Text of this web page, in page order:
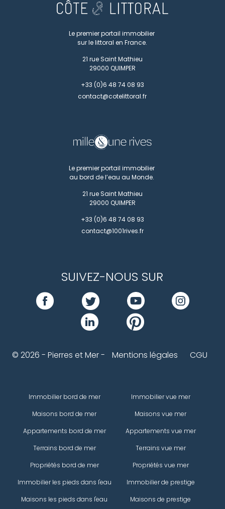
Le premier portail immobilier
sur le littoral en France.
21 rue Saint Mathieu
29000 QUIMPER
+33 (0)6 48 74 08 93
contact@cotelittoral.fr
Le premier portail immobilier
au bord de l’eau au Monde.
21 rue Saint Mathieu
29000 QUIMPER
+33 (0)6 48 74 08 93
contact@1001rives.fr
SUIVEZ-NOUS SUR
© 2026 - Pierres et Mer - Mentions légales CGU
Immobilier bord de mer
Maisons bord de mer
Appartements bord de mer
Terrains bord de mer
Propriétés bord de mer
Immobilier vue mer
Maisons vue mer
Appartements vue mer
Terrains vue mer
Propriétés vue mer
Immobilier les pieds dans l'eau
Maisons les pieds dans l'eau
Immobilier de prestige
Maisons de prestige